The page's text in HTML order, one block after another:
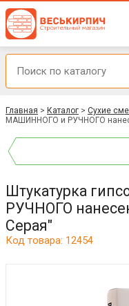
Главная > Каталог > Сухие
МАШИННОГО и РУЧНОГО
Штукатурка
РУЧНОГО
Серая"
Код товара: 12454